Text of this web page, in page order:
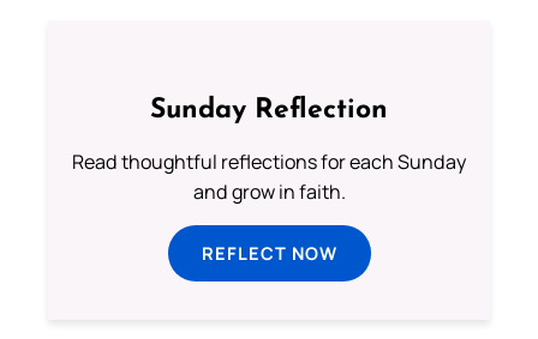
Sunday Reflection
Read thoughtful reflections for each Sunday
and grow in faith.
REFLECT NOW